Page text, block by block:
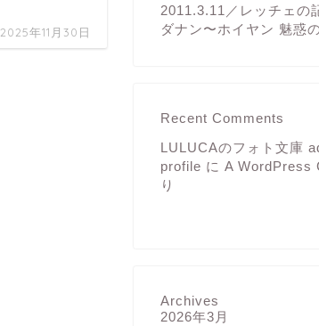
2025年11月30日
2011.3.11／レッチェの
ダナン〜ホイヤン 魅惑
Recent Comments
LULUCAのフォト文庫
profile に A WordPress
り
Archives
2026年3月